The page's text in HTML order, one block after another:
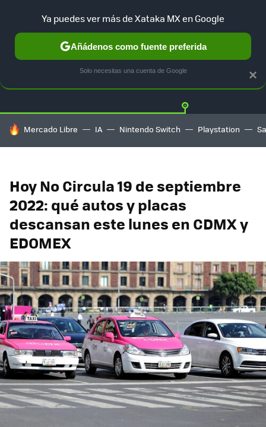
TESLA UBER AUTO ELECTRICO Twitter
HOY SE HABLA DE
Mercado Libre IA Nintendo Switch Playstation
Hoy No Circula 19 de septiembre
2022: qué autos y placas
descansan este lunes en CDMX y
EDOMEX
×
Ya puedes ver más de Xataka MX en Google
Añádenos como fuente preferida
Solo necesitas una cuenta de Google